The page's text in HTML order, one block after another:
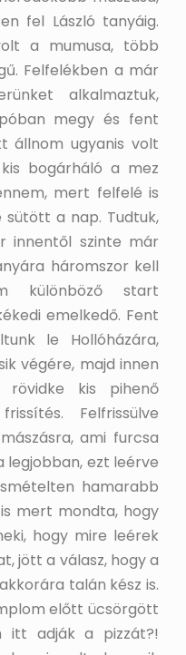
fel László tanyáig.
a mumusa, több
Felfelékben a már
alkalmaztuk,
megy és fent
állnom ugyanis volt
bogárháló a mez
mert felfelé is
a nap. Tudtuk,
innentől szinte már
háromszor kell
különböző start
emelkedő. Fent
le Hollóházára,
végére, majd innen
rövidke kis pihenő
Felfrissülve
ami furcsa
ezt leérve
hamarabb
mert mondta, hogy
hogy mire leérek
jött a válasz, hogy a
talán kész is.
előtt ücsörgött
itt adják a pizzát?!